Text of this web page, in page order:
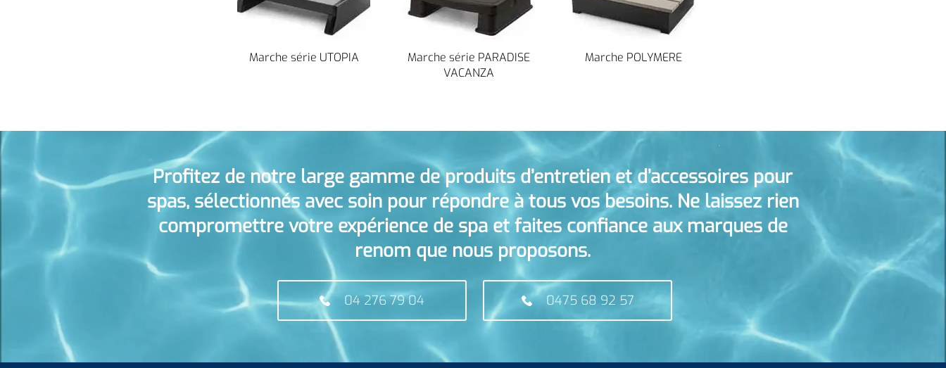
Marche série UTOPIA
Marche série PARADISE
VACANZA
Marche POLYMERE
Profitez de notre large gamme de produits d’entretien et d’accessoires pour
spas, sélectionnés avec soin pour répondre à tous vos besoins. Ne laissez rien
compromettre votre expérience de spa et faites confiance aux marques de
renom que nous proposons.
04 276 79 04 0475 68 92 57